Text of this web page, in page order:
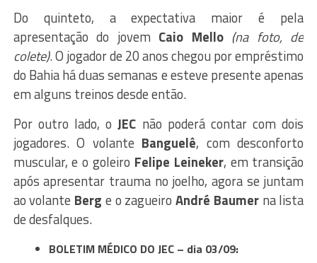
Do quinteto, a expectativa maior é pela
apresentação do jovem Caio Mello (na foto, de
colete). O jogador de 20 anos chegou por empréstimo
do Bahia há duas semanas e esteve presente apenas
em alguns treinos desde então.
Por outro lado, oJEC não poderá contar com dois
jogadores. O volante Banguelê, com desconforto
muscular, e o goleiro Felipe Leineker, em transição
após apresentar trauma no joelho, agora se juntam
ao volante Berg e o zagueiroAndré Baumerna lista
de desfalques.
BOLETIM MÉDICO DO JEC – dia 03/09: